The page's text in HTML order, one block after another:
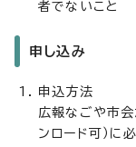
者でないこと
申し込み
申込方法
広報なごや市会
ンロード可）に